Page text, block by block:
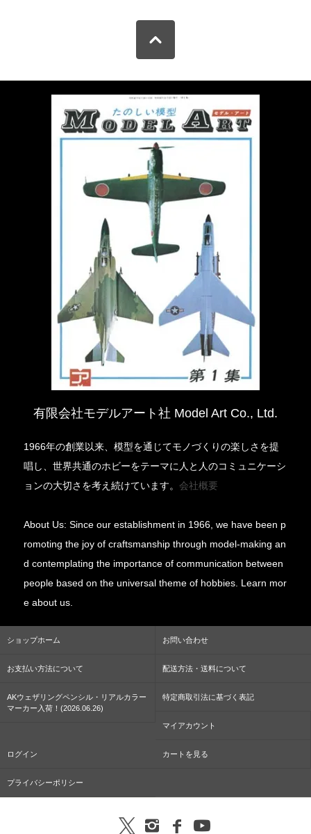
有限会社モデルアート社 Model Art Co., Ltd.
1966年の創業以来、模型を通じてモノづくりの楽しさを提
唱し、世界共通のホビーをテーマに人と人のコミュニケーシ
ョンの大切さを考え続けています。会社概要
About Us: Since our establishment in 1966, we have been p
romoting the joy of craftsmanship through model-making an
d contemplating the importance of communication between
people based on the universal theme of hobbies. Learn mor
e about us.
ショップホーム お問い合わせ
お支払い方法について 配送方法・送料について
AKウェザリングペンシル・リアルカラー
マーカー入荷！(2026.06.26)
特定商取引法に基づく表記
マイアカウント
ログイン カートを見る
プライバシーポリシー